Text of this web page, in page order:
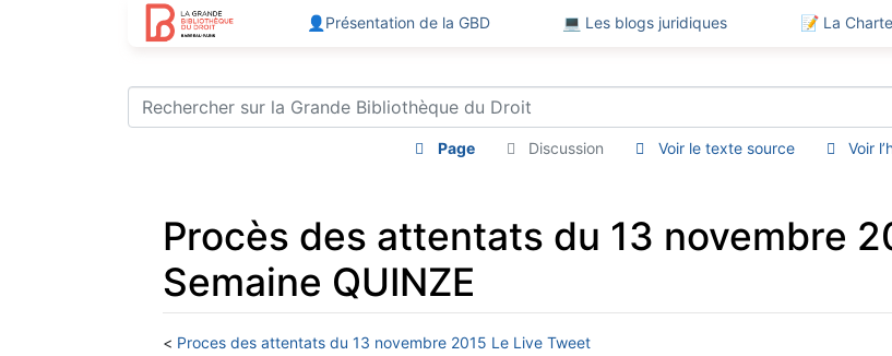
👤Présentation de la GBD 💻 Les blogs juridiques 📝 La
Page Discussion Voir le texte source Voir
Procès des attentats du 13 novembre
Semaine QUINZE
< Proces des attentats du 13 novembre 2015 Le Live Tweet